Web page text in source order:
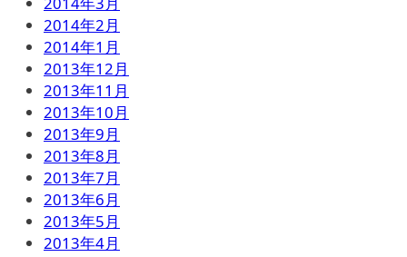
2014年2月
2014年1月
2013年12月
2013年11月
2013年10月
2013年9月
2013年8月
2013年7月
2013年6月
2013年5月
2013年4月